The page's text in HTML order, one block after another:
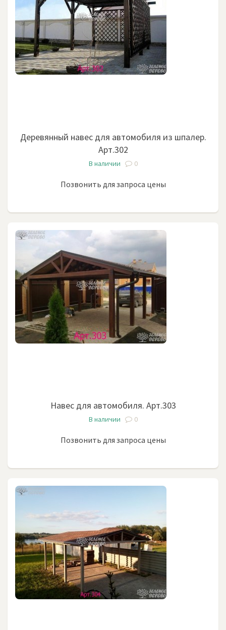
Деревянный навес для автомобиля из шпалер.
Арт.302
В наличии 0
Позвонить для запроса цены
Навес для автомобиля. Арт.303
В наличии 0
Позвонить для запроса цены